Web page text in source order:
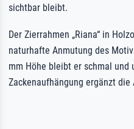
sichtbar bleibt.
Der Zierrahmen „Riana“ in
naturhafte Anmutung des
mm Höhe bleibt er schmal und
Zackenaufhängung ergänzt die